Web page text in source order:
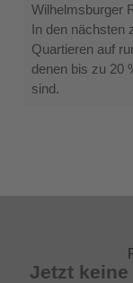
Wilhelmsburger
In den nächsten
Quartieren auf
denen bis zu 20
sind.
Jetzt